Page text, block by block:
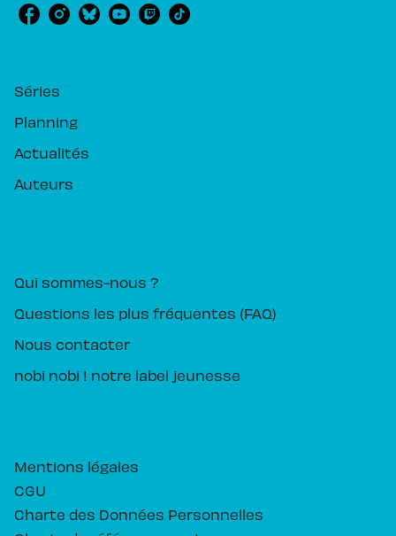
Séries
Planning
Actualités
Auteurs
Qui sommes-nous ?
Questions les plus fréquentes (FAQ)
Nous contacter
nobi nobi ! notre label jeunesse
Mentions légales
CGU
Charte des Données Personnelles